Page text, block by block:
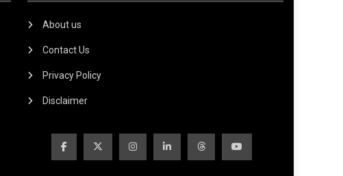
About us
Contact Us
Privacy Policy
Disclaimer